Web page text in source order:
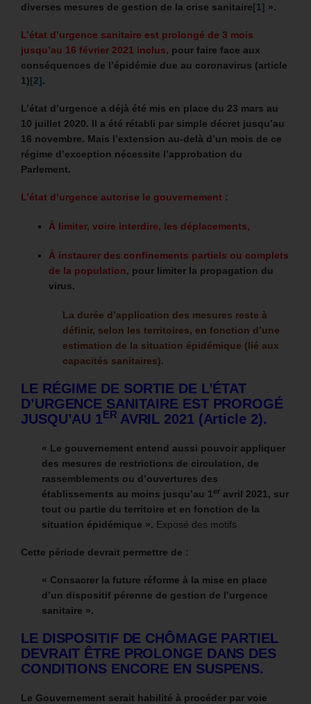
diverses mesures de gestion de la crise sanitaire[1] ».
L’état d’urgence sanitaire est prolongé de 3 mois
jusqu’au 16 février 2021 inclus, pour faire face aux
conséquences de l’épidémie due au coronavirus (article
1)[2].
L’état d’urgence a déjà été mis en place du 23 mars au
10 juillet 2020. Il a été rétabli par simple décret jusqu’au
16 novembre. Mais l’extension au-delà d’un mois de ce
régime d’exception nécessite l’approbation du
Parlement.
L’état d’urgence autorise le gouvernement :
À limiter, voire interdire, les déplacements,
À instaurer des confinements partiels ou complets
de la population, pour limiter la propagation du
virus.
La durée d’application des mesures reste à
définir, selon les territoires, en fonction d’une
estimation de la situation épidémique (lié aux
capacités sanitaires).
LE RÉGIME DE SORTIE DE L’ÉTAT
D’URGENCE SANITAIRE EST PROROGÉ
JUSQU’AU 1ER AVRIL 2021 (Article 2).
« Le gouvernement entend aussi pouvoir appliquer
des mesures de restrictions de circulation, de
rassemblements ou d’ouvertures des
établissements au moins jusqu’au 1 er avril 2021, sur
tout ou partie du territoire et en fonction de la
situation épidémique ». Exposé des motifs
Cette période devrait permettre de :
« Consacrer la future réforme à la mise en place
d’un dispositif pérenne de gestion de l’urgence
sanitaire ».
LE DISPOSITIF DE CHÔMAGE PARTIEL
DEVRAIT ÊTRE PROLONGE DANS DES
CONDITIONS ENCORE EN SUSPENS.
Le Gouvernement serait habilité à procéder par voie